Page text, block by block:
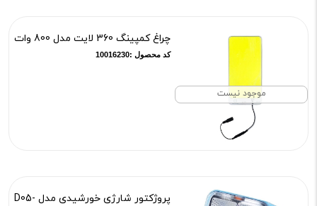
موجود نیست
چراغ کمپینگ 360 لایت مدل 800 وات
کد محصول :10016230
پروژکتور شارژی خورشیدی مدل D05-